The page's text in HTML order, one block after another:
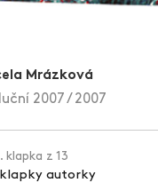
Mrázková
2007 / 2007
klapka z 13
klapky autorky